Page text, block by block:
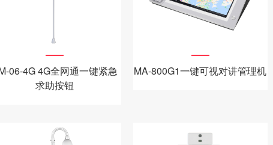
06-4G 4G全网通一键紧急
求助按钮
MA-800G1一键可视对讲管理机